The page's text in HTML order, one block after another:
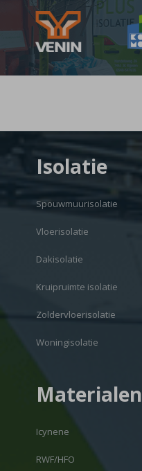
Isolatie
Spouwmuurisolatie
Vloerisolatie
Dakisolatie
Kruipruimte isolatie
Zoldervloerisolatie
Woningisolatie
Materialen
Icynene
RWF/HFO